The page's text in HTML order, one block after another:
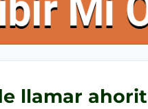
llamar